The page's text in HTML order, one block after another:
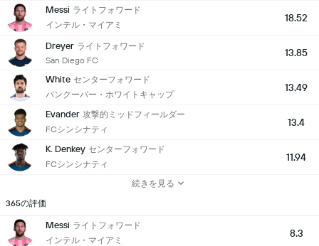
Messi ライトフォワード
インテル・マイアミ
18.52
Dreyer ライトフォワード
San Diego FC
13.85
White センターフォワード
バンクーバー・ホワイトキャップ
13.49
Evander 攻撃的ミッドフィールダー
FCシンシナティ
13.4
K. Denkey センターフォワード
FCシンシナティ
11.94
続きを見る
365の評価
Messi ライトフォワード
インテル・マイアミ
8.3